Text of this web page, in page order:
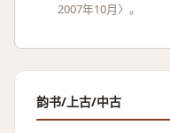
2007年10月〉。
韵书/上古/中古